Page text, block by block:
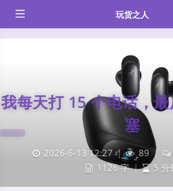
玩货之人
我每天打 15 个电话，
塞
2026-6-13 12:27 | 89 |
1126 字 | 5 分